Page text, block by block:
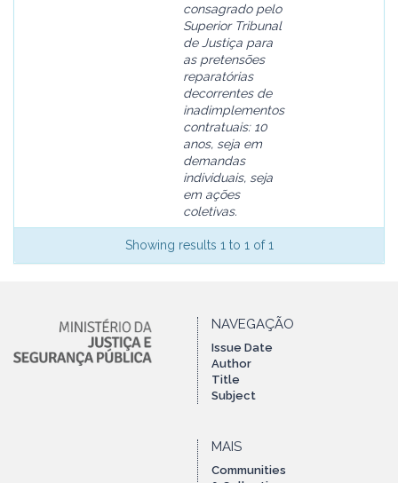
consagrado pelo
Superior Tribunal
de Justiça para
as pretensões
reparatórias
decorrentes de
inadimplementos
contratuais: 10
anos, seja em
demandas
individuais, seja
em ações
coletivas.
Showing results 1 to 1 of 1
NAVEGAÇÃO
Issue Date
Author
Title
Subject
MAIS
Communities